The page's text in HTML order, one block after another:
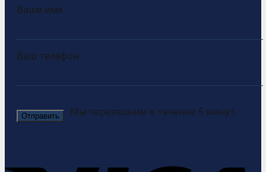
Ваше имя
Ваш телефон
Мы перезвоним в течение 5 минут.